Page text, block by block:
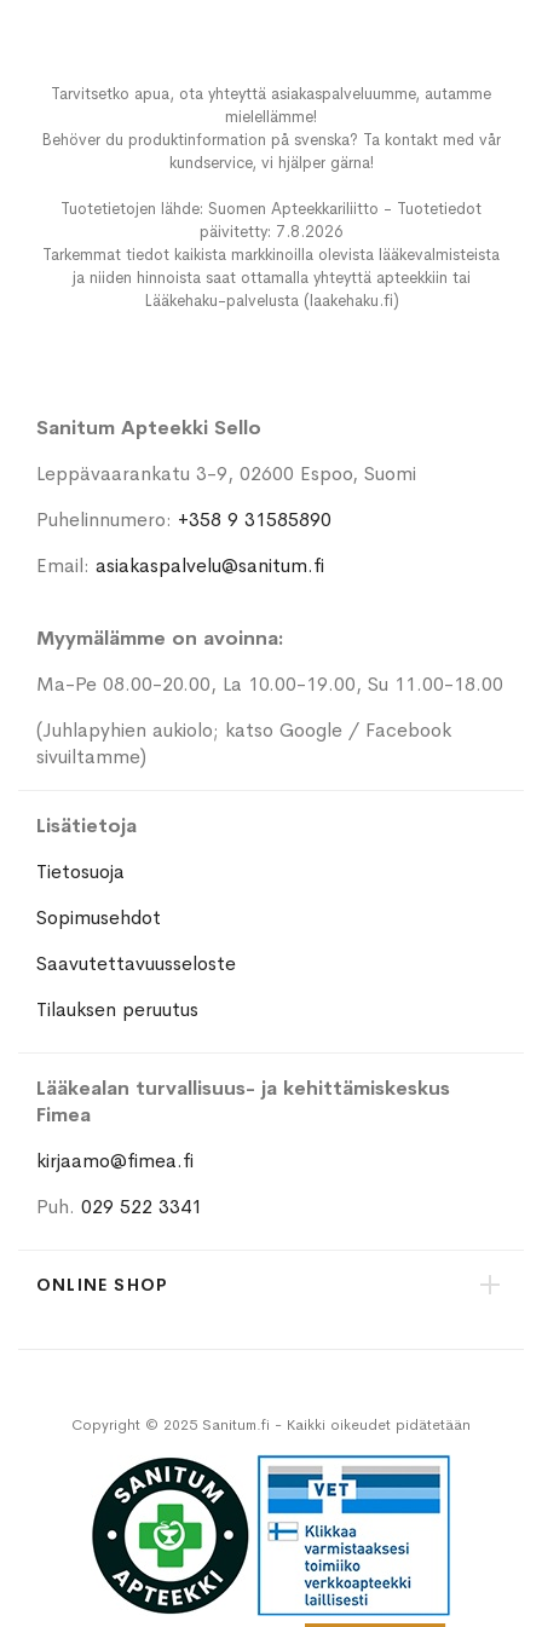
Tarvitsetko apua, ota yhteyttä asiakaspalveluumme, autamme
mielellämme!
Behöver du produktinformation på svenska? Ta kontakt med vår
kundservice, vi hjälper gärna!
Tuotetietojen lähde: Suomen Apteekkariliitto - Tuotetiedot
päivitetty: 7.8.2026
Tarkemmat tiedot kaikista markkinoilla olevista lääkevalmisteista
ja niiden hinnoista saat ottamalla yhteyttä apteekkiin tai
Lääkehaku-palvelusta (laakehaku.fi)
Sanitum Apteekki Sello
Leppävaarankatu 3-9, 02600 Espoo, Suomi
Puhelinnumero: +358 9 31585890
Email: asiakaspalvelu@sanitum.fi
Myymälämme on avoinna:
Ma-Pe 08.00-20.00, La 10.00-19.00, Su 11.00-18.00
(Juhlapyhien aukiolo; katso Google / Facebook
sivuiltamme)
Lisätietoja
Tietosuoja
Sopimusehdot
Saavutettavuusseloste
Tilauksen peruutus
Lääkealan turvallisuus- ja kehittämiskeskus
Fimea
kirjaamo@fimea.fi
Puh. 029 522 3341
ONLINE SHOP
Copyright © 2025 Sanitum.fi - Kaikki oikeudet pidätetään